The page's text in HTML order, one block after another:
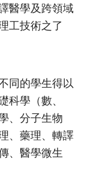
醫學及跨領域
工技術之了
同的學生得以
科學（數、
、分子生物
、藥理、轉譯
、醫學微生